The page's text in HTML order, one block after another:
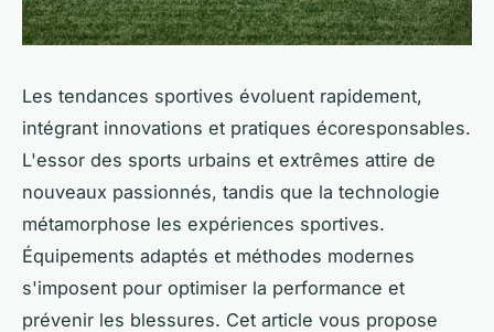
Les tendances sportives évoluent rapidement,
intégrant innovations et pratiques écoresponsables.
L'essor des sports urbains et extrêmes attire de
nouveaux passionnés, tandis que la technologie
métamorphose les expériences sportives.
Équipements adaptés et méthodes modernes
s'imposent pour optimiser la performance et
prévenir les blessures. Cet article vous propose